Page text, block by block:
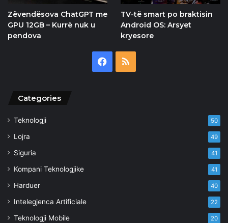
Zëvendësova ChatGPT me
GPU 12GB – Kurrë nuk u
pendova
TV-të smart po braktisin
Android OS: Arsyet
kryesore
Facebook
RSS
Categories
Teknologji 50
Lojra 49
Siguria 41
Kompani Teknologjike 41
Harduer 40
Intelegjenca Artificiale 22
Teknologji Mobile 20